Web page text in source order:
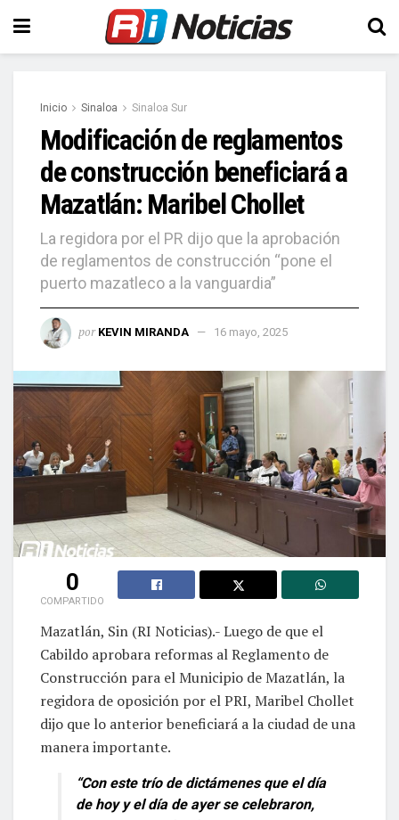
Inicio Sinaloa Sinaloa Sur
Modificación de reglamentos
de construcción beneficiará a
Mazatlán: Maribel Chollet
La regidora por el PR dijo que la aprobación
de reglamentos de construcción “pone el
puerto mazatleco a la vanguardia”
por KEVIN MIRANDA 16 mayo, 2025
0
COMPARTIDO
Mazatlán, Sin (RI Noticias).- Luego de que el
Cabildo aprobara reformas al Reglamento de
Construcción para el Municipio de Mazatlán, la
regidora de oposición por el PRI, Maribel Chollet
dijo que lo anterior beneficiará a la ciudad de una
manera importante.
“Con este trío de dictámenes que el día
de hoy y el día de ayer se celebraron,